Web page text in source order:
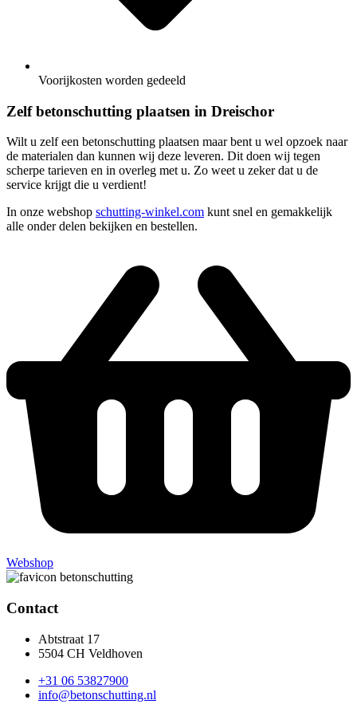
Voorijkosten worden gedeeld
Zelf betonschutting plaatsen in Dreischor
Wilt u zelf een betonschutting plaatsen maar bent u wel opzoek naar
de materialen dan kunnen wij deze leveren. Dit doen wij tegen
scherpe tarieven en in overleg met u. Zo weet u zeker dat u de
service krijgt die u verdient!
In onze webshop schutting-winkel.com kunt snel en gemakkelijk
alle onder delen bekijken en bestellen.
Webshop
Contact
Abtstraat 17
5504 CH Veldhoven
+31 06 53827900
info@betonschutting.nl